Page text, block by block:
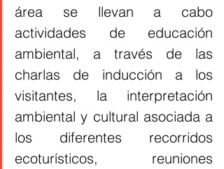
área se llevan a cabo
actividades de educación
ambiental, a través de las
charlas de inducción a los
visitantes, la interpretación
ambiental y cultural asociada a
los diferentes recorridos
ecoturísticos, reuniones